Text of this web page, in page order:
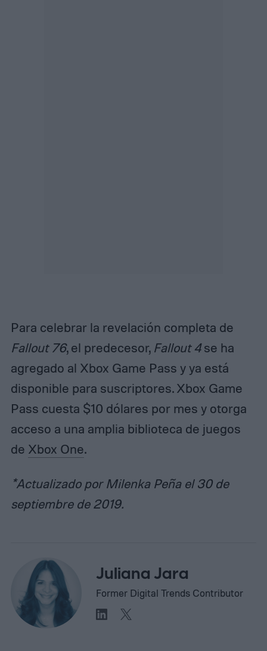
Para celebrar la revelación completa de
Fallout 76, el predecesor, Fallout 4se ha
agregado al Xbox Game Pass y ya está
disponible para suscriptores. Xbox Game
Pass cuesta $10 dólares por mes y otorga
acceso a una amplia biblioteca de juegos
de Xbox One.
*Actualizado por Milenka Peña el 30 de
septiembre de 2019.
Juliana Jara
Former Digital Trends Contributor